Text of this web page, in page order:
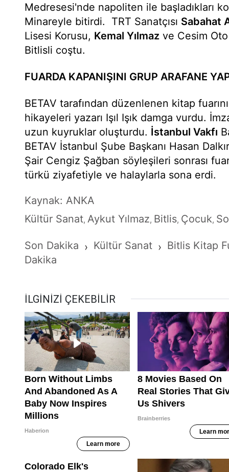
Medresesi'nde napoliten ile başladıkları
Minareyle bitirdi. TRT Sanatçısı Sabahat
Lisesi Korusu, Kemal Yılmaz ve Cesim
Bitlisli coştu.
FUARDA KAPANIŞINI GRUP ARAFANE
BETAV tarafından düzenlenen kitap
hikayeleri yazarı Işıl Işık damga vurdu.
uzun kuyruklar oluşturdu. İstanbul Vakfı
BETAV İstanbul Şube Başkanı Hasan
Şair Cengiz Şağban söyleşileri sonrası
türkü ziyafetiyle ve halaylarla sona erdi.
Kaynak: ANKA
Kültür Sanat, Aykut Yılmaz, Bitlis, Çocuk,
Son Dakika › Kültür Sanat › Bitlis Kitap
Dakika